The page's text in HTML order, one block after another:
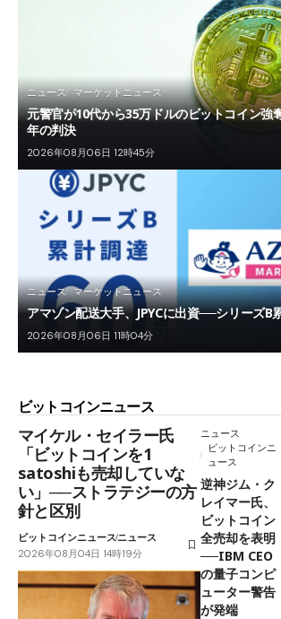
ニュース マーケットニュース
元警官が10代から35万ドルのビットコイン強
年の判決
2026年08月06日 12時45分
ニュース マーケットニュース
アマゾン配送大手、JPYCに出資──シリーズB
2026年08月06日 11時04分
ビットコインニュース
マイケル・セイラー氏
「ビットコインを1
satoshiも売却していな
い」──ストラテジーの方
針と区別
ビットコインニュースニュース
2026年08月04日 14時19分
ニュース
ビットコインニ
ュース
逆神ジム・ク
レイマー氏、
ビットコイン
全売却を表明
──IBM CEO
の量子コンピ
ューター警告
が発端